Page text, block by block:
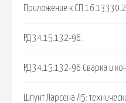
Приложение к СП
РД 34.15.132-96.
РД 34.15.132-96 Сварка и
Шпунт Ларсена Л5: